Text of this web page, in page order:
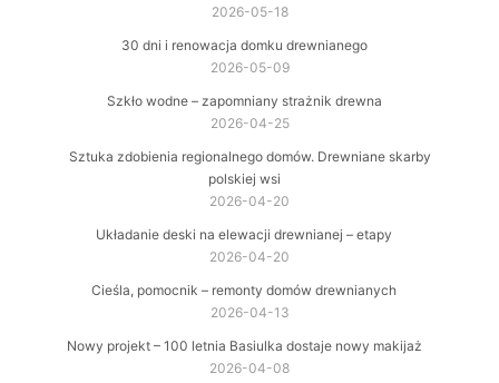
2026-05-18
30 dni i renowacja domku drewnianego
2026-05-09
Szkło wodne – zapomniany strażnik drewna
2026-04-25
Sztuka zdobienia regionalnego domów. Drewniane skarby
polskiej wsi
2026-04-20
Układanie deski na elewacji drewnianej – etapy
2026-04-20
Cieśla, pomocnik – remonty domów drewnianych
2026-04-13
Nowy projekt – 100 letnia Basiulka dostaje nowy makijaż
2026-04-08